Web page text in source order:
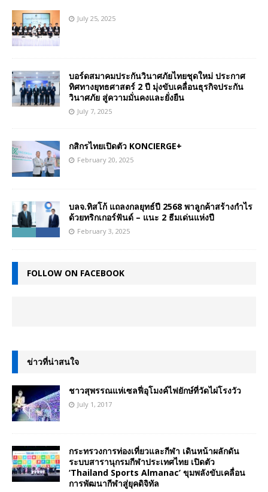
July 25, 2025
บอร์ดสมาคมประกันวินาศภัยไทยชุดใหม่ ประกาศ
ทิศทางยุทธศาสตร์ 2 ปี มุ่งขับเคลื่อนธุรกิจประกัน
วินาศภัย สู่ความมั่นคงและยั่งยืน
July 7, 2025
กสิกรไทยเปิดตัว KONCIERGE+
February 20, 2025
บลจ.ทิสโก้ แถลงกลยุทธ์ปี 2568 พาลูกค้าสร้างกำไร
ด้วยทริกเกอร์ฟันด์ – แนะ 2 ธีมเด่นแห่งปี
February 3, 2025
FOLLOW ON FACEBOOK
ข่าวที่น่าสนใจ
ชาวสุพรรณแห่เซลฟี่อุโมงค์ไฟยักษ์ที่วัดไผ่โรงวัว
July 1, 2017
กระทรวงการท่องเที่ยวและกีฬา เดินหน้าผลักดัน
ระบบสารานุกรมกีฬาประเทศไทย เปิดตัว
‘Thailand Sports Almanac’ ขุมพลังขับเคลื่อน
การพัฒนากีฬาสู่ยุคดิจิทัล